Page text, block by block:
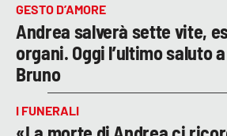
GESTO D’AMORE
Andrea salverà sette vite,
organi. Oggi l’ultimo saluto
Bruno
I FUNERALI